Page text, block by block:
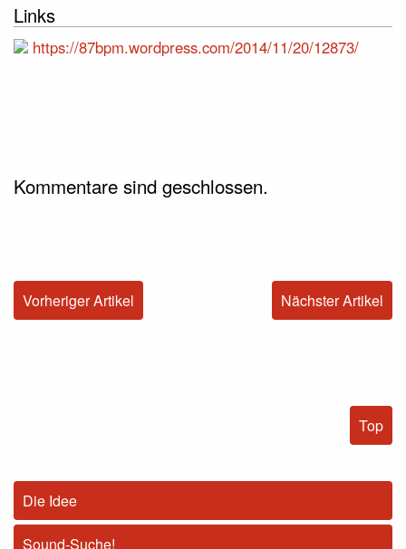
Links
https://87bpm.wordpress.com/2014/11/20/12873/
Kommentare sind geschlossen.
Nächster Artikel
Vorheriger Artikel
Top
Die Idee
Sound-Suche!